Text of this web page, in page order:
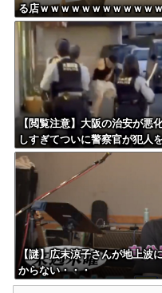
る店ｗｗｗｗｗｗｗｗｗｗｗ
【閲覧注意】大阪の治安が悪
しすぎてついに警察官が犯人
銃殺。いよいよアメリカみた
になってきたな
【謎】広末涼子さんが地上波
からない・・・